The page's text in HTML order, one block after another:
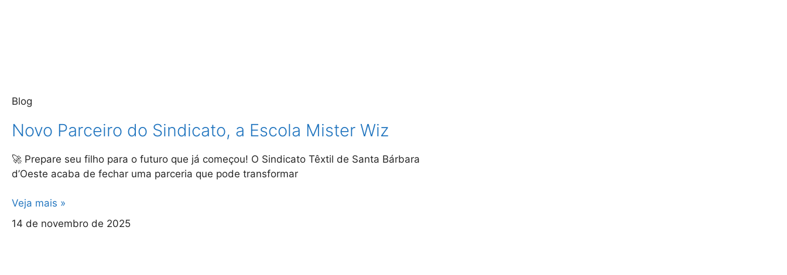
Blog
Novo Parceiro do Sindicato, a Escola Mister Wiz
🚀 Prepare seu filho para o futuro que já começou! O Sindicato Têxtil de Santa Bárbara
d’Oeste acaba de fechar uma parceria que pode transformar
Veja mais »
14 de novembro de 2025